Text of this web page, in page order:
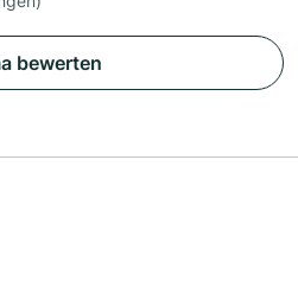
bewerten